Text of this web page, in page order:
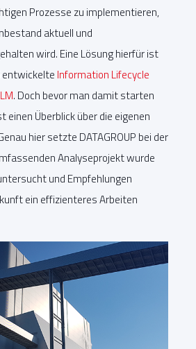
Prozesse zu implementieren,
aktuell und
wird. Eine Lösung hierfür ist
entwickelte Information Lifecycle
. Doch bevor man damit starten
einen Überblick über die eigenen
hier setzte DATAGROUP bei der
Analyseprojekt wurde
und Empfehlungen
ein effizienteres Arbeiten